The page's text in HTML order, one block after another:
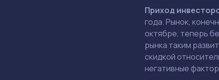
Приход
года. Рынок,
октябре, теперь
рынка таким
скидкой
негативные